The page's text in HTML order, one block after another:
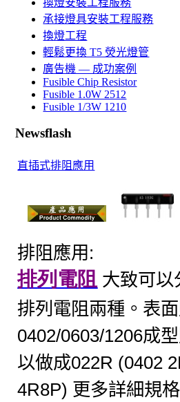
承接燈具安裝工程服務
換燈工程
輕鬆更換 T5 熒光燈管
廣告機 — 成功案例
Fusible Chip Resistor
Fusible 1.0W 2512
Fusible 1/3W 1210
Newsflash
直插式排阻應用
排阻應用 :
排列電阻 大致可以
排列電阻兩種。 表
0402/0603/1206成
以做成022R (0402
4R8P) 更多詳細規